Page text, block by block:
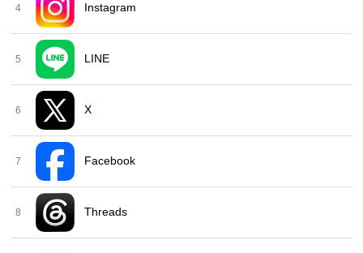
4 Instagram
5 LINE
6 X
7 Facebook
8 Threads